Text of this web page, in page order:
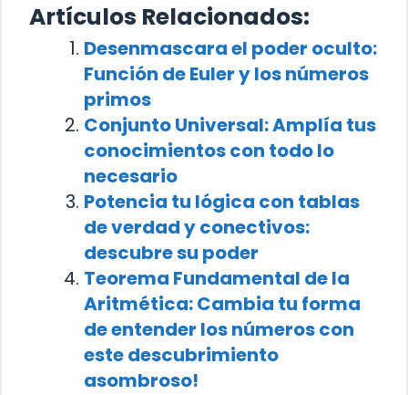
Artículos Relacionados:
Desenmascara el poder oculto:
Función de Euler y los números
primos
Conjunto Universal: Amplía tus
conocimientos con todo lo
necesario
Potencia tu lógica con tablas
de verdad y conectivos:
descubre su poder
Teorema Fundamental de la
Aritmética: Cambia tu forma
de entender los números con
este descubrimiento
asombroso!